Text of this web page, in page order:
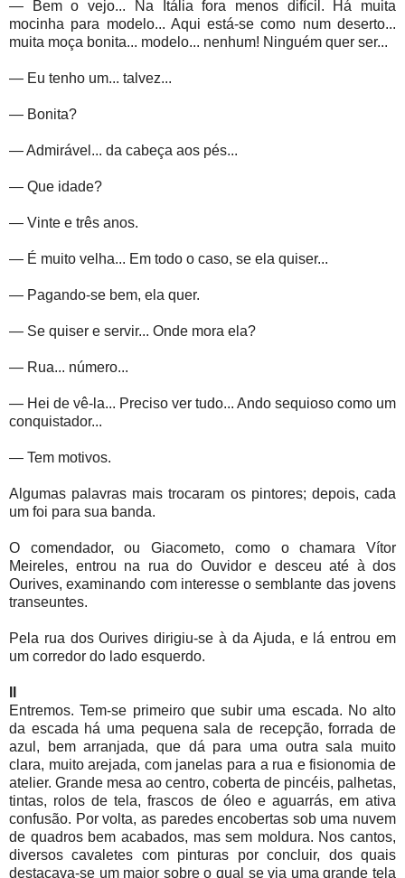
— Bem o vejo... Na Itália fora menos difícil. Há muita
mocinha para modelo... Aqui está-se como num deserto...
muita moça bonita... modelo... nenhum! Ninguém quer ser...
— Eu tenho um... talvez...
— Bonita?
— Admirável... da cabeça aos pés...
— Que idade?
— Vinte e três anos.
— É muito velha... Em todo o caso, se ela quiser...
— Pagando-se bem, ela quer.
— Se quiser e servir... Onde mora ela?
— Rua... número...
— Hei de vê-la... Preciso ver tudo... Ando sequioso como um
conquistador...
— Tem motivos.
Algumas palavras mais trocaram os pintores; depois, cada
um foi para sua banda.
O comendador, ou Giacometo, como o chamara Vítor
Meireles, entrou na rua do Ouvidor e desceu até à dos
Ourives, examinando com interesse o semblante das jovens
transeuntes.
Pela rua dos Ourives dirigiu-se à da Ajuda, e lá entrou em
um corredor do lado esquerdo.
Entremos. Tem-se primeiro que subir uma escada. No alto
da escada há uma pequena sala de recepção, forrada de
azul, bem arranjada, que dá para uma outra sala muito
clara, muito arejada, com janelas para a rua e fisionomia de
atelier. Grande mesa ao centro, coberta de pincéis, palhetas,
tintas, rolos de tela, frascos de óleo e aguarrás, em ativa
confusão. Por volta, as paredes encobertas sob uma nuvem
de quadros bem acabados, mas sem moldura. Nos cantos,
diversos cavaletes com pinturas por concluir, dos quais
destacava-se um maior sobre o qual se via uma grande tela